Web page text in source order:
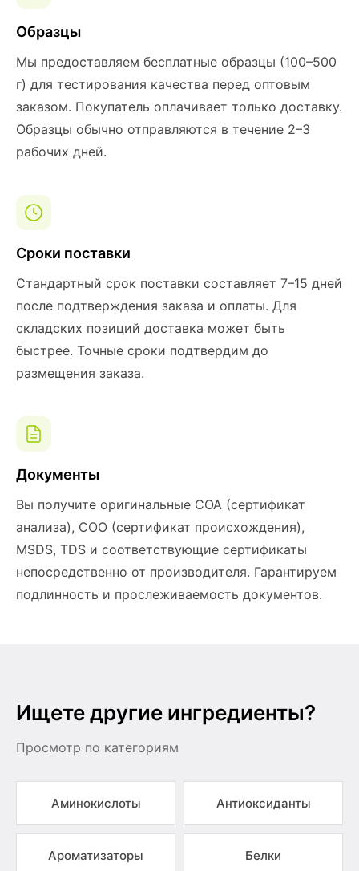
Образцы
Мы предоставляем бесплатные образцы (100–500
г) для тестирования качества перед оптовым
заказом. Покупатель оплачивает только доставку.
Образцы обычно отправляются в течение 2–3
рабочих дней.
Сроки поставки
Стандартный срок поставки составляет 7–15 дней
после подтверждения заказа и оплаты. Для
складских позиций доставка может быть
быстрее. Точные сроки подтвердим до
размещения заказа.
Документы
Вы получите оригинальные COA (сертификат
анализа), COO (сертификат происхождения),
MSDS, TDS и соответствующие сертификаты
непосредственно от производителя. Гарантируем
подлинность и прослеживаемость документов.
Ищете другие ингредиенты?
Просмотр по категориям
Аминокислоты Антиоксиданты
Ароматизаторы Белки